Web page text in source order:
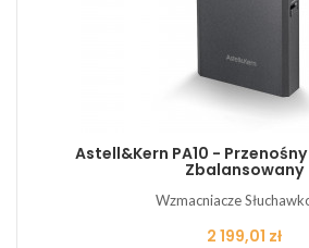
Astell&Kern PA10 -
Zbalansowany
Wzmacniacze
Cena
2 199,01 zł